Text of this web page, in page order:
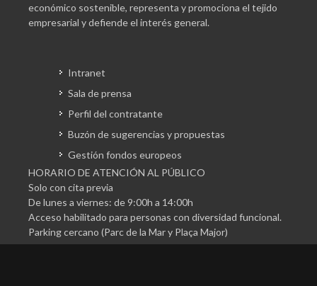
económico sostenible, representa y promociona el tejido
empresarial y defiende el interés general.
Intranet
Sala de prensa
Perfil del contratante
Buzón de sugerencias y propuestas
Gestión fondos europeos
HORARIO DE ATENCIÓN AL PÚBLICO
Solo con cita previa
De lunes a viernes: de 9:00h a 14:00h
Acceso habilitado para personas con diversidad funcional.
Parking cercano (Parc de la Mar y Plaça Major)